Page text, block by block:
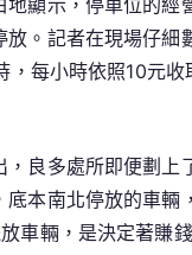
位
被
曝
倒
數
億
顯示，停車位的經
。記者在現場仔
，每小時依照10元
良多處所即便劃上
本南北停放的車
車輛，是決定著賺